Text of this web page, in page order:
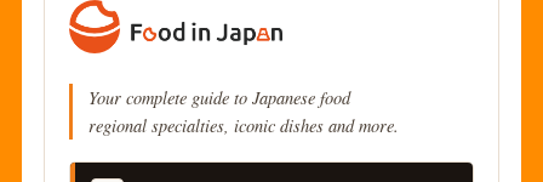
Your complete guide to Japanese food
regional specialties, iconic dishes and more.